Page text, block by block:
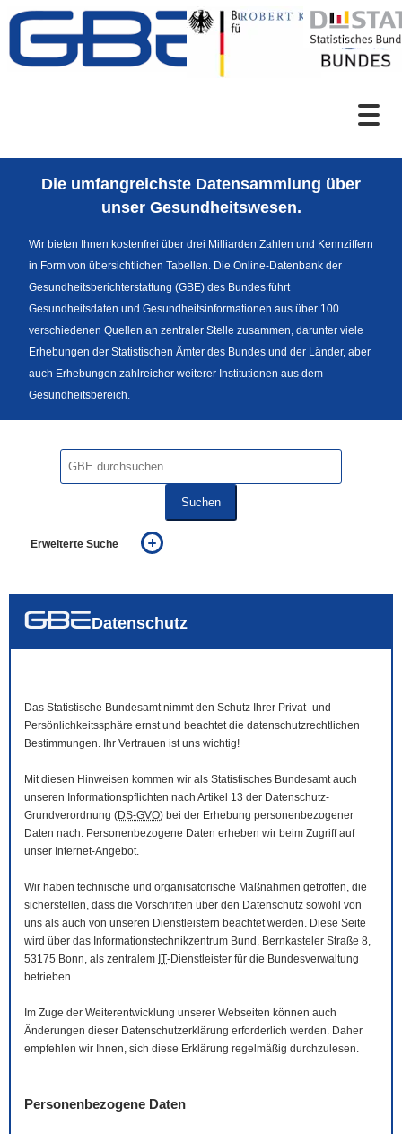
Zum Inhalt
Sprachumschaltung
Die umfangreichste Datensammlung über
unser Gesundheitswesen.
Wir bieten Ihnen kostenfrei über drei Milliarden Zahlen und Kennziffern
in Form von übersichtlichen Tabellen. Die Online-Datenbank der
Gesundheitsberichterstattung (GBE) des Bundes führt
Gesundheitsdaten und Gesundheitsinformationen aus über 100
verschiedenen Quellen an zentraler Stelle zusammen, darunter viele
Erhebungen der Statistischen Ämter des Bundes und der Länder, aber
auch Erhebungen zahlreicher weiterer Institutionen aus dem
Gesundheitsbereich.
Suchen
Erweiterte Suche
auch in allen Texten suchen (Volltextsuche)
Datenschutz
Das Statistische Bundesamt nimmt den Schutz Ihrer Privat- und
Persönlichkeitssphäre ernst und beachtet die datenschutzrechtlichen
Bestimmungen. Ihr Vertrauen ist uns wichtig!
Mit diesen Hinweisen kommen wir als Statistisches Bundesamt auch
unseren Informationspflichten nach Artikel 13 der Datenschutz-
Grundverordnung (DS-GVO) bei der Erhebung personenbezogener
Daten nach. Personenbezogene Daten erheben wir beim Zugriff auf
unser Internet-Angebot.
Wir haben technische und organisatorische Maßnahmen getroffen, die
sicherstellen, dass die Vorschriften über den Datenschutz sowohl von
uns als auch von unseren Dienstleistern beachtet werden. Diese Seite
wird über das Informationstechnikzentrum Bund, Bernkasteler Straße 8,
53175 Bonn, als zentralem IT-Dienstleister für die Bundesverwaltung
betrieben.
Im Zuge der Weiterentwicklung unserer Webseiten können auch
Änderungen dieser Datenschutzerklärung erforderlich werden. Daher
empfehlen wir Ihnen, sich diese Erklärung regelmäßig durchzulesen.
Personenbezogene Daten